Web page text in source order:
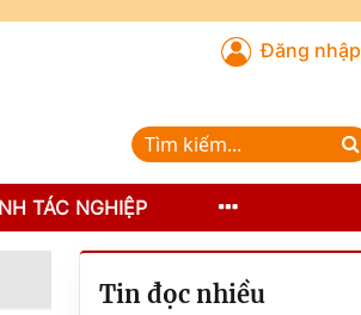
Đăng nhập
TÁC NGHIỆP
Tin đọc nhiều